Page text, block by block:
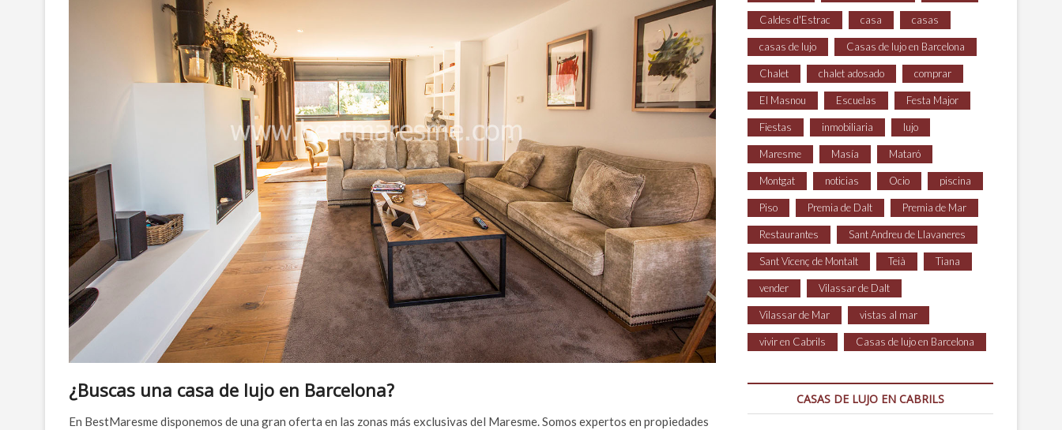
¿Buscas una casa de lujo en Barcelona?
En BestMaresme disponemos de una gran oferta en las zonas más exclusivas del Maresme. Somos expertos en propiedades
Caldes d'Estrac casa casas
casas de lujo Casas de lujo en Barcelona
Chalet chalet adosado comprar
El Masnou Escuelas Festa Major
Fiestas inmobiliaria lujo
Maresme Masía Mataró
Montgat noticias Ocio piscina
Piso Premia de Dalt Premia de Mar
Restaurantes Sant Andreu de Llavaneres
Sant Vicenç de Montalt Teià Tiana
vender Vilassar de Dalt
Vilassar de Mar vistas al mar
vivir en Cabrils Casas de lujo en Barcelona
CASAS DE LUJO EN CABRILS